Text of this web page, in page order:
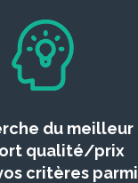
du meilleur
qualité/prix
critères parmi